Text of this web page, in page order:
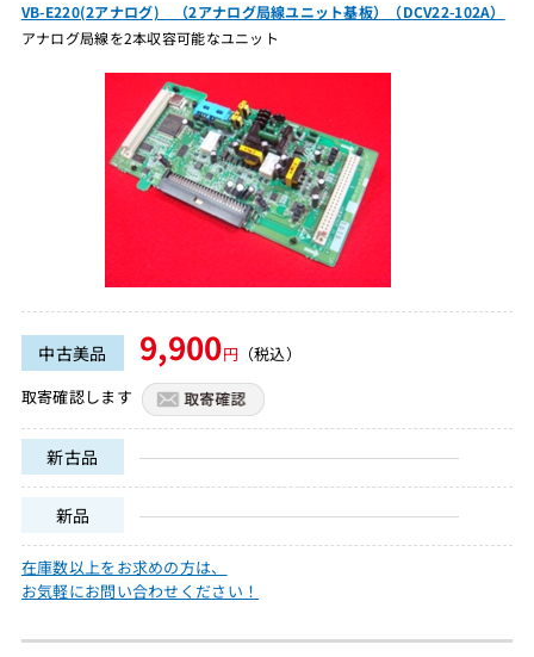
VB-E220(2アナログ) （2アナログ局線ユニット基板）（DCV22-102A）
アナログ局線を2本収容可能なユニット
中古美品 9,900円 （税込）
取寄確認します
新古品
新品
在庫数以上をお求めの方は、
お気軽にお問い合わせください！